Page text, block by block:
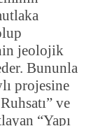
jeolojik
Bununla
projesine
ve
“Yapı